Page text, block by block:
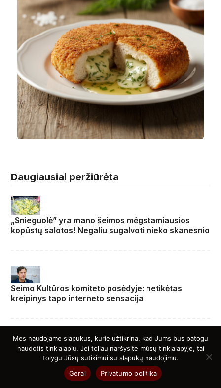
Daugiausiai peržiūrėta
„Snieguolė” yra mano šeimos mėgstamiausios
kopūstų salotos! Negaliu sugalvoti nieko skanesnio
Seimo Kultūros komiteto posėdyje: netikėtas
kreipinys tapo interneto sensacija
Iš LFF prezidento – perspėjimas „Riterių“ „veikėjui“:
„Patikėk, vaikeli, broleli, baigsis liūdnai“
Mes naudojame slapukus, kurie užtikrina, kad Jums bus patogu
naudotis tinklalapiu. Jei toliau naršysite mūsų tinklalapyje, tai
tolygu Jūsų sutikimui su slapukų naudojimu.
Gerai
Privatumo politika